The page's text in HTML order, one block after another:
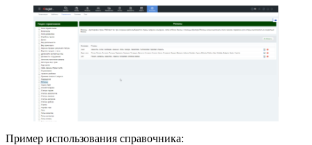
Пример использования справочника: